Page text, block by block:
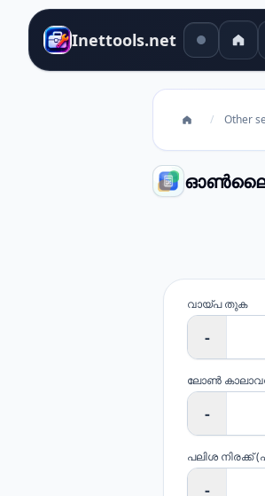
Inettools.net
/ Other
വായ്പ തുക
-
ലോൺ
-
പലിശ നിരക്ക്
-